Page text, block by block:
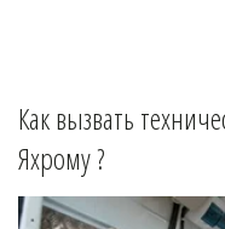
Яхрому ?